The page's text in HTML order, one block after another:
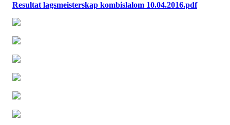
Resultat lagsmeisterskap kombislalom 10.04.2016.pdf